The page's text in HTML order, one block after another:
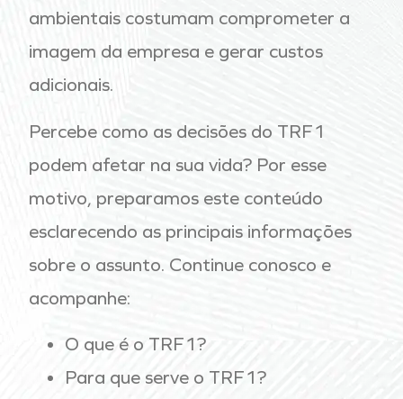
ambientais costumam comprometer a
imagem da empresa e gerar custos
adicionais.
Percebe como as decisões do TRF1
podem afetar na sua vida? Por esse
motivo, preparamos este conteúdo
esclarecendo as principais informações
sobre o assunto. Continue conosco e
acompanhe:
O que é o TRF1?
Para que serve o TRF1?